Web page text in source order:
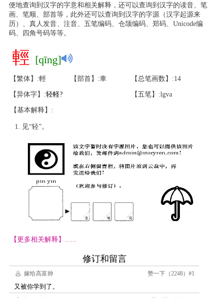
便地查询到汉字的字意和相关解释，还可以查询到汉字的读音、笔
画、笔顺、部首等，此外还可以查询到汉字的字源（汉字起源来
历）、真人发音、注音、五笔编码、仓颉编码、郑码、Unicode编
码、四角号码等等。
輕 [qīng]
【繁体】:輕 【部首】:車 【总笔画数】:14
【异体字】:轻軽? 【五笔】:lgva
【基本解释】:
见“轻”。
【更多相关解释】......